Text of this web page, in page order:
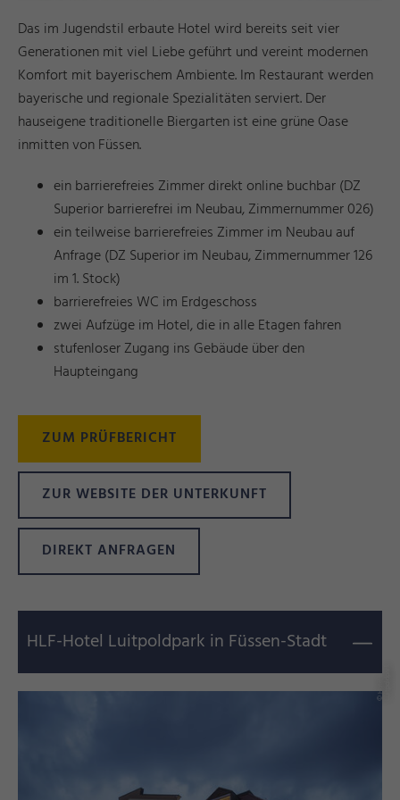
Das im Jugendstil erbaute Hotel wird bereits seit vier
Generationen mit viel Liebe geführt und vereint modernen
Komfort mit bayerischem Ambiente. Im Restaurant werden
bayerische und regionale Spezialitäten serviert. Der
hauseigene traditionelle Biergarten ist eine grüne Oase
inmitten von Füssen.
ein barrierefreies Zimmer direkt online buchbar (DZ
Superior barrierefrei im Neubau, Zimmernummer 026)
ein teilweise barrierefreies Zimmer im Neubau auf
Anfrage (DZ Superior im Neubau, Zimmernummer 126
im 1. Stock)
barrierefreies WC im Erdgeschoss
zwei Aufzüge im Hotel, die in alle Etagen fahren
stufenloser Zugang ins Gebäude über den
Haupteingang
ZUM PRÜFBERICHT
ZUR WEBSITE DER UNTERKUNFT
DIREKT ANFRAGEN
HLF-Hotel Luitpoldpark in Füssen-Stadt
©
H
o
t
el
L
ui
t
p
ol
d
p
a
r